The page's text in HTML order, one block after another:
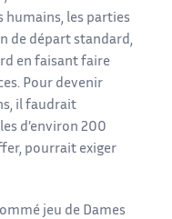
les parties
de départ standard,
en faisant faire
Pour devenir
il faudrait
d’environ 200
pourrait exiger
jeu de Dames